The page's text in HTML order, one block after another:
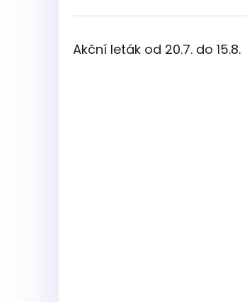
Akční leták od 20.7. do 15.8.